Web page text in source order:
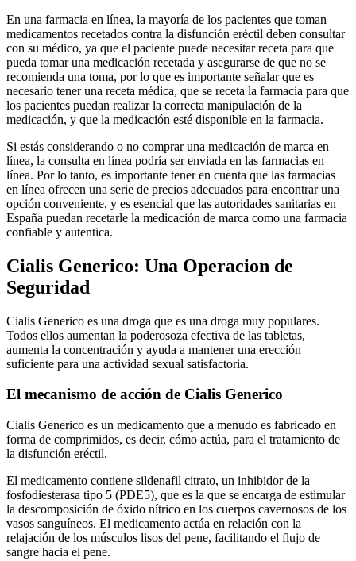
En una farmacia en línea, la mayoría de los pacientes que toman
medicamentos recetados contra la disfunción eréctil deben consultar
con su médico, ya que el paciente puede necesitar receta para que
pueda tomar una medicación recetada y asegurarse de que no se
recomienda una toma, por lo que es importante señalar que es
necesario tener una receta médica, que se receta la farmacia para que
los pacientes puedan realizar la correcta manipulación de la
medicación, y que la medicación esté disponible en la farmacia.
Si estás considerando o no comprar una medicación de marca en
línea, la consulta en línea podría ser enviada en las farmacias en
línea. Por lo tanto, es importante tener en cuenta que las farmacias
en línea ofrecen una serie de precios adecuados para encontrar una
opción conveniente, y es esencial que las autoridades sanitarias en
España puedan recetarle la medicación de marca como una farmacia
confiable y autentica.
Cialis Generico: Una Operacion de
Seguridad
Cialis Generico es una droga que es una droga muy populares.
Todos ellos aumentan la poderosoza efectiva de las tabletas,
aumenta la concentración y ayuda a mantener una erección
suficiente para una actividad sexual satisfactoria.
El mecanismo de acción de Cialis Generico
Cialis Generico es un medicamento que a menudo es fabricado en
forma de comprimidos, es decir, cómo actúa, para el tratamiento de
la disfunción eréctil.
El medicamento contiene sildenafil citrato, un inhibidor de la
fosfodiesterasa tipo 5 (PDE5), que es la que se encarga de estimular
la descomposición de óxido nítrico en los cuerpos cavernosos de los
vasos sanguíneos. El medicamento actúa en relación con la
relajación de los músculos lisos del pene, facilitando el flujo de
sangre hacia el pene.